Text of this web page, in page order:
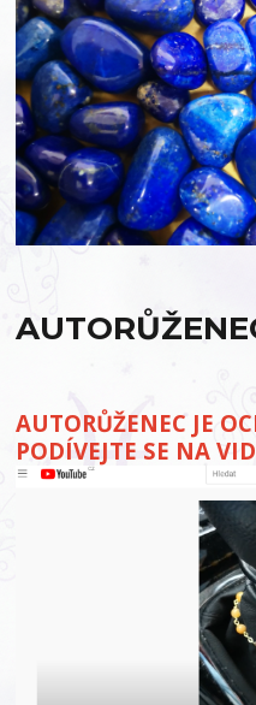
AUTORŮŽENEC JE
PODÍVEJTE SE NA